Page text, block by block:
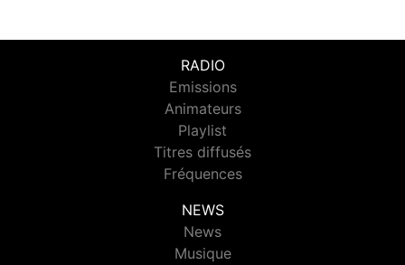
RADIO
Emissions
Animateurs
Playlist
Titres diffusés
Fréquences
NEWS
News
Musique